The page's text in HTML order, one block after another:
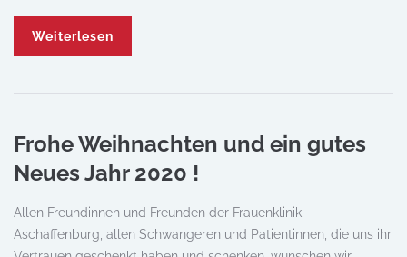
Weiterlesen
Frohe Weihnachten und ein gutes
Neues Jahr 2020 !
Allen Freundinnen und Freunden der Frauenklinik
Aschaffenburg, allen Schwangeren und Patientinnen, die uns ihr